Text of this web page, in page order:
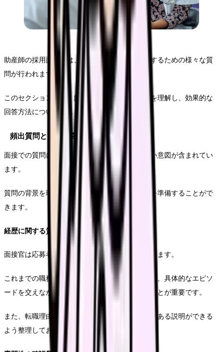
助産師の採用面接では、専門性と人間性を確認するための様々な質
問が行われます。
このセクションでは、頻出する質問とその意図を理解し、効果的な
回答方法について詳しく解説していきます。
頻出質問とその意図
面接での質問には、それぞれ面接官の確認したい意図が含まれてい
ます。
質問の背景を理解することで、より適切な回答を準備することがで
きます。
経歴に関する質問
面接官は応募者の経験と成長のプロセスを確認します。
これまでの職務経験や、その中での学びについて、具体的なエピソ
ードを交えながら説明できるよう準備しておくことが重要です。
また、転職理由や志望動機についても、一貫性のある説明ができる
よう整理しておく必要があります。